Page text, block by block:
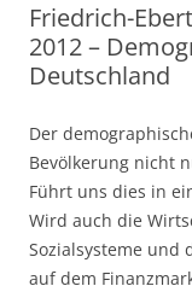
Friedrich-
2012 –
Deutschland
Der
Bevölkerung nicht
Führt uns dies in
Wird auch die
Sozialsysteme und
auf dem